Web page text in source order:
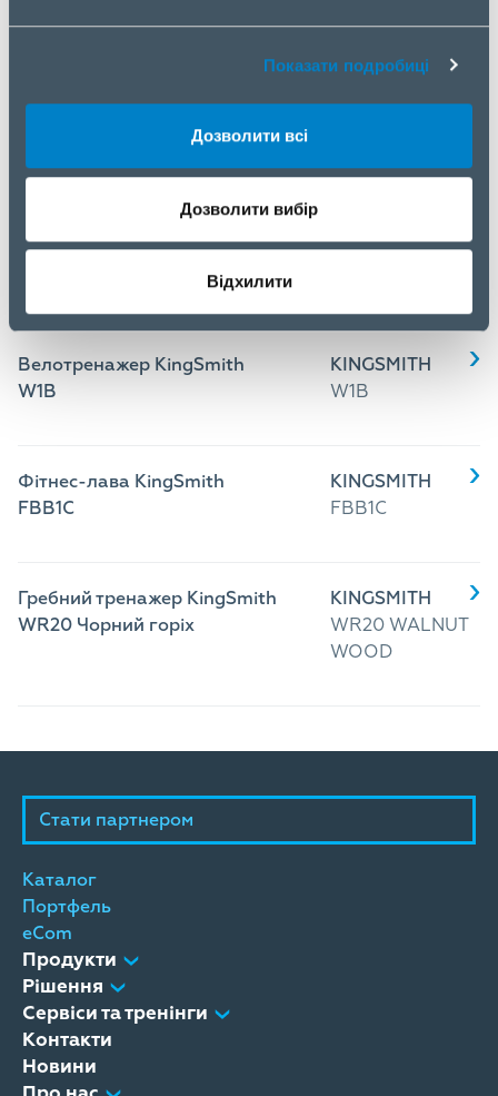
Показати подробиці
Дозволити всі
Дозволити вибір
Відхилити
Гребний тренажер KingSmith
WR20 Червоний дуб
KINGSMITH
Велотренажер KingSmith
KINGSMITH
Велотренажер KingSmith
W1B
KINGSMITH
W1B
Фітнес-лава KingSmith
FBB1C
KINGSMITH
FBB1C
Гребний тренажер KingSmith
WR20 Чорний горіх
KINGSMITH
WR20 WALNUT
WOOD
Стати партнером
Каталог
Портфель
eCom
Продукти
Рішення
Сервіси та тренінги
Контакти
Новини